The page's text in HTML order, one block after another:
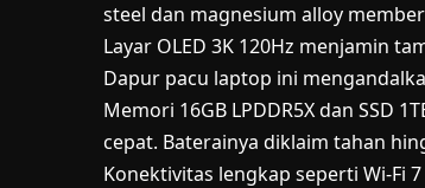
steel dan magnesium alloy
Layar OLED 3K 120Hz menjamin
Dapur pacu laptop ini
Memori 16GB LPDDR5X dan SSD
cepat. Baterainya diklaim tahan
Konektivitas lengkap seperti Wi-Fi